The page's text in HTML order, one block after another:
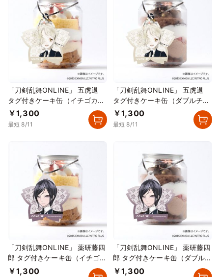
「刀剣乱舞ONLINE」 五虎退
タグ付きケーキ缶（イチゴカス
タード）
￥1,300
最短 8/11
「刀剣乱舞ONLINE」 五虎退
タグ付きケーキ缶（ダブルチョ
コレート）
￥1,300
最短 8/11
「刀剣乱舞ONLINE」 薬研藤四
郎 タグ付きケーキ缶（イチゴカ
スタード）
￥1,300
「刀剣乱舞ONLINE」 薬研藤四
郎 タグ付きケーキ缶（ダブルチ
ョコレート）
￥1,300